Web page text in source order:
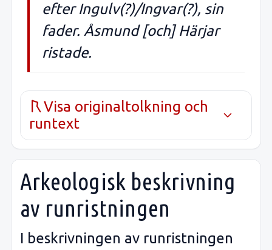
efter Ingulv(?)/Ingvar(?), sin
fader. Åsmund [och] Härjar
ristade.
Visa originaltolkning och
runtext
Arkeologisk beskrivning
av runristningen
I beskrivningen av runristningen